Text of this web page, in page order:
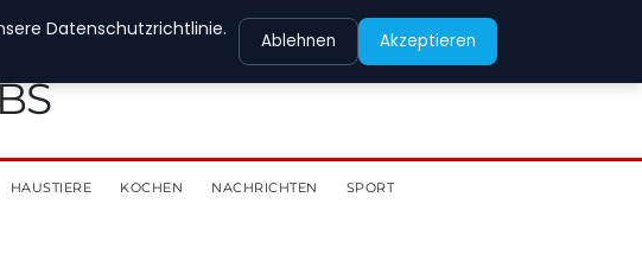
HAUSTIERE KOCHEN NACHRICHTEN SPORT
Datenschutzrichtlinie.
Ablehnen Akzeptieren